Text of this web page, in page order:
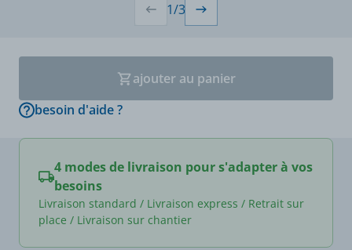
1/3
ajouter au panier
besoin d'aide ?
4 modes de livraison pour s'adapter à vos
besoins
Livraison standard / Livraison express / Retrait sur
place / Livraison sur chantier